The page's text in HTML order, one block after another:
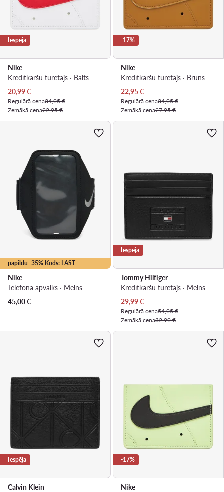
Iespēja
Nike
Kredītkaršu turētājs · Balts
Pašreizējā cena
20,99€
Regulārā cena34,95 €
Zemākā cena22,95 €
-17%
Nike
Kredītkaršu turētājs · Brūns
Pašreizējā cena
22,95€
Regulārā cena34,95 €
Zemākā cena27,95 €
papildu -35% Kods: LAST
Nike
Telefona apvalks · Melns
45,00€
Iespēja
Tommy Hilfiger
Kredītkaršu turētājs · Melns
Pašreizējā cena
29,99€
Regulārā cena54,95 €
Zemākā cena32,99 €
Iespēja
Calvin Klein
-17%
Nike